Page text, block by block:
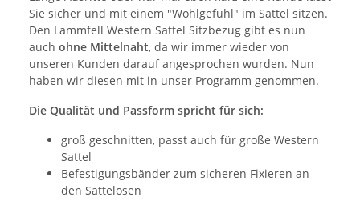
Sie sicher und mit einem "Wohlgefühl" im Sattel sitzen.
Den Lammfell Western Sattel Sitzbezug gibt es nun
auch ohne Mittelnaht, da wir immer wieder von
unseren Kunden darauf angesprochen wurden. Nun
haben wir diesen mit in unser Programm genommen.
Die Qualität und Passform spricht für sich:
groß geschnitten, passt auch für große Western
Sattel
Befestigungsbänder zum sicheren Fixieren an
den Sattelösen